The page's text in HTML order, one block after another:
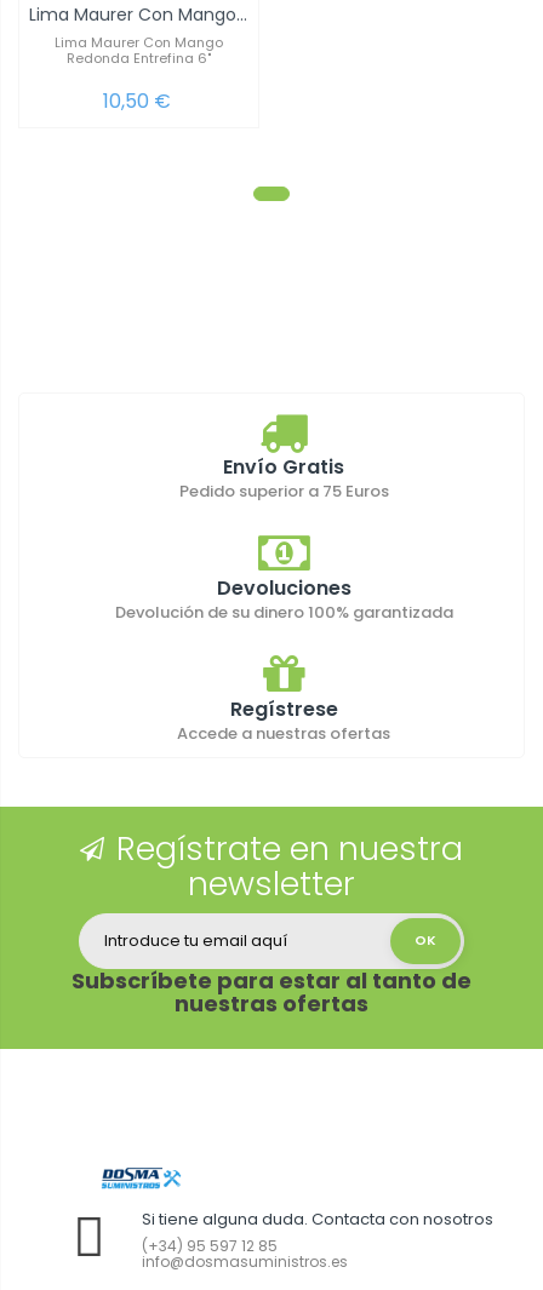
Lima Maurer Con Mango Redonda Entrefina 6"
Lima Maurer Con Mango
Redonda Entrefina 6"
10,50 €
Envío Gratis
Pedido superior a 75 Euros
Devoluciones
Devolución de su dinero 100% garantizada
Regístrese
Accede a nuestras ofertas
Regístrate en nuestra
newsletter
Subscríbete para estar al tanto de
nuestras ofertas
Si tiene alguna duda. Contacta con nosotros
(+34) 95 597 12 85
info@dosmasuministros.es